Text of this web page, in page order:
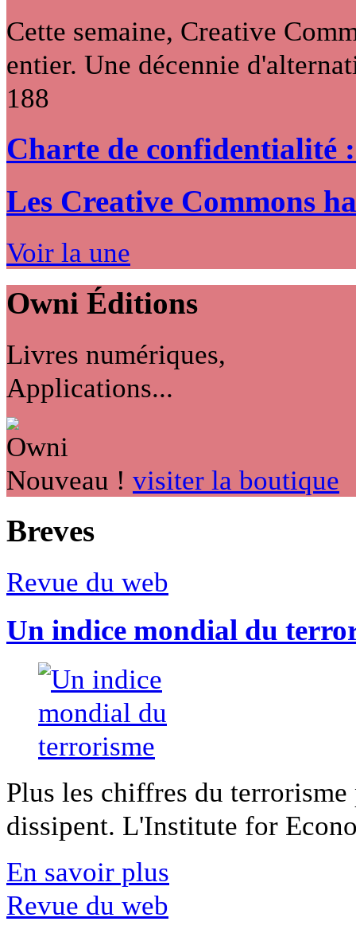
Cette semaine, Creative
entier. Une décennie
188
Charte de confidentialité
Les Creative Commons
Voir la une
Owni Éditions
Livres numériques,
Applications...
Nouveau ! visiter la boutique
Breves
Revue du web
Un indice mondial du
Plus les chiffres du
dissipent. L'Institute for
En savoir plus
Revue du web